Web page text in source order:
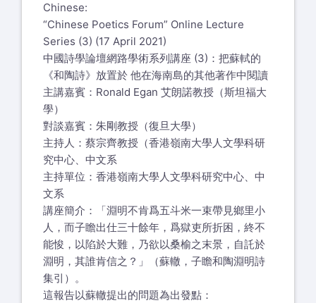
Chinese:
“Chinese Poetics Forum” Online Lecture
Series (3) (17 April 2021)
中國詩學論壇網路學術系列講座 (3)：把蘇軾的
《和陶詩》放置於 他在海南島的其他著作中閱讀
主講嘉賓：Ronald Egan 艾朗諾教授（斯坦福大
學）
對談嘉賓：朱剛教授（復旦大學）
主持人：蔡宗齊教授（香港嶺南大學人文學科研
究中心、中文系
主持單位：香港嶺南大學人文學科研究中心、中
文系
講座簡介：「淵明不肯爲五斗米一束帶見鄉里小
人，而子瞻出仕三十餘年，爲獄吏所折困，終不
能悛，以陷於大難，乃欲以桑榆之末景，自託於
淵明，其誰肯信之？」（蘇轍，子瞻和陶淵明詩
集引）。
這報告以蘇轍提出的問題為出發點：